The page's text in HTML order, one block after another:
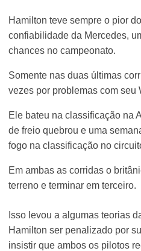
Hamilton teve sempre o pior
confiabilidade da Mercedes,
chances no campeonato.
Somente nas duas últimas
vezes por problemas com seu
Ele bateu na classificação na
de freio quebrou e uma
fogo na classificação no
Em ambas as corridas o
terreno e terminar em terceiro.
Isso levou a algumas teorias
Hamilton ser penalizado por
insistir que ambos os pilotos